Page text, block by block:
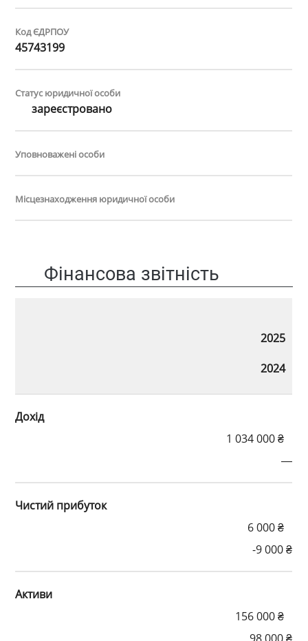
Код ЄДРПОУ
45743199
Статус юридичної особи
зареєстровано
Уповноважені особи
Місцезнаходження юридичної особи
Фінансова звітність
2025
2024
Дохід
1 034 000 ₴
—
Чистий прибуток
6 000 ₴
-9 000 ₴
Активи
156 000 ₴